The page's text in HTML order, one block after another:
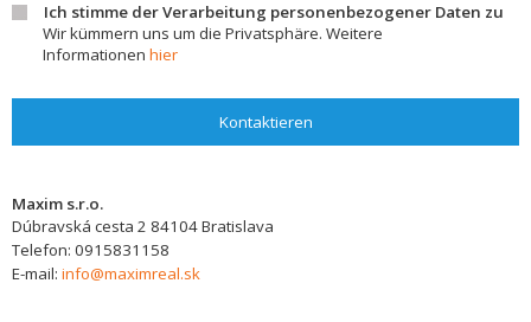
Ich stimme der Verarbeitung personenbezogener Daten zu
Wir kümmern uns um die Privatsphäre. Weitere
Informationen hier
Kontaktieren
Maxim s.r.o.
Dúbravská cesta 2 84104Bratislava
Telefon: 0915831158
E-mail: info@maximreal.sk